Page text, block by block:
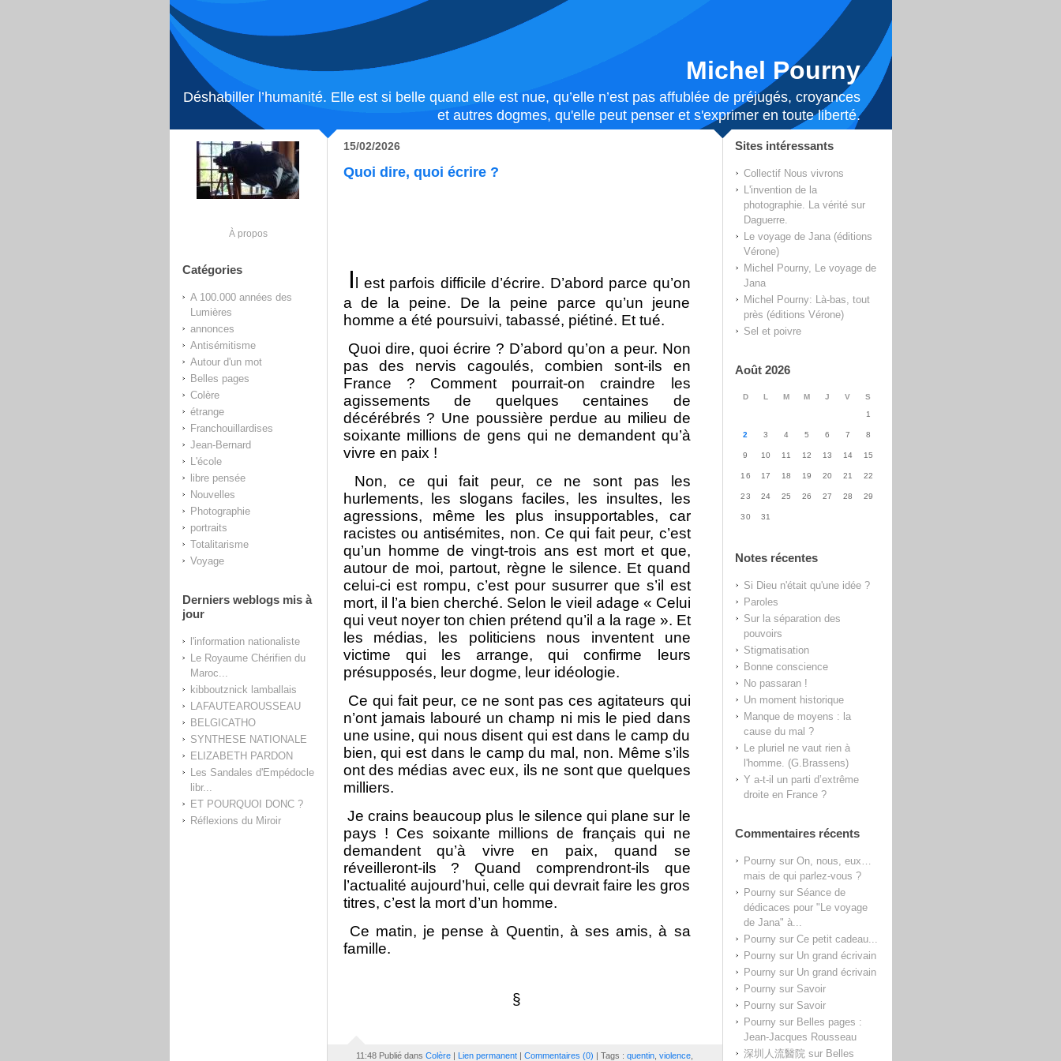
Michel Pourny
Déshabiller l’humanité. Elle est si belle quand elle est nue, qu’elle n’est pas affublée de préjugés, croyances
et autres dogmes, qu'elle peut penser et s'exprimer en toute liberté.
À propos
Catégories
A 100.000 années des
Lumières
annonces
Antisémitisme
Autour d'un mot
Belles pages
Colère
étrange
Franchouillardises
Jean-Bernard
L'école
libre pensée
Nouvelles
Photographie
portraits
Totalitarisme
Voyage
Derniers weblogs mis à
jour
l'information nationaliste
Le Royaume Chérifien du
Maroc...
kibboutznick lamballais
LAFAUTEAROUSSEAU
BELGICATHO
SYNTHESE NATIONALE
ELIZABETH PARDON
Les Sandales d'Empédocle
libr...
ET POURQUOI DONC ?
Réflexions du Miroir
Sites intéressants
Collectif Nous vivrons
L'invention de la
photographie. La vérité sur
Daguerre.
Le voyage de Jana (éditions
Vérone)
Michel Pourny, Le voyage de
Jana
Michel Pourny: Là-bas, tout
près (éditions Vérone)
Sel et poivre
Août 2026
D L M M J V
S
1
2 3 4 5 6 7 8
9 10 11 12 13 14 15
16 17 18 19 20 21 22
23 24 25 26 27 28 29
30 31
Notes récentes
Si Dieu n'était qu'une idée ?
Paroles
Sur la séparation des
pouvoirs
Stigmatisation
Bonne conscience
No passaran !
Un moment historique
Manque de moyens : la
cause du mal ?
Le pluriel ne vaut rien à
l'homme. (G.Brassens)
Y a-t-il un parti d’extrême
droite en France ?
Commentaires récents
Pournysur On, nous, eux…
mais de qui parlez-vous ?
Pournysur Séance de
dédicaces pour "Le voyage
de Jana" à...
Pournysur Ce petit cadeau...
Pournysur Un grand écrivain
Pournysur Un grand écrivain
Pournysur Savoir
Pournysur Savoir
Pournysur Belles pages :
Jean-Jacques Rousseau
深圳人流醫院sur Belles
15/02/2026
Quoi dire, quoi écrire ?
I
l est parfois difficile d’écrire. D’abord parce qu’on
a de la peine. De la peine parce qu’un jeune
homme a été poursuivi, tabassé, piétiné. Et tué.
Quoi dire, quoi écrire ? D’abord qu’on a peur. Non
pas des nervis cagoulés, combien sont-ils en
France ? Comment pourrait-on craindre les
agissements de quelques centaines de
décérébrés ? Une poussière perdue au milieu de
soixante millions de gens qui ne demandent qu’à
vivre en paix !
Non, ce qui fait peur, ce ne sont pas les
hurlements, les slogans faciles, les insultes, les
agressions, même les plus insupportables, car
racistes ou antisémites, non. Ce qui fait peur, c’est
qu’un homme de vingt-trois ans est mort et que,
autour de moi, partout, règne le silence. Et quand
celui-ci est rompu, c’est pour susurrer que s’il est
mort, il l’a bien cherché. Selon le vieil adage « Celui
qui veut noyer ton chien prétend qu’il a la rage ». Et
les médias, les politiciens nous inventent une
victime qui les arrange, qui confirme leurs
présupposés, leur dogme, leur idéologie.
Ce qui fait peur, ce ne sont pas ces agitateurs qui
n’ont jamais labouré un champ ni mis le pied dans
une usine, qui nous disent qui est dans le camp du
bien, qui est dans le camp du mal, non. Même s’ils
ont des médias avec eux, ils ne sont que quelques
milliers.
Je crains beaucoup plus le silence qui plane sur le
pays ! Ces soixante millions de français qui ne
demandent qu’à vivre en paix, quand se
réveilleront-ils ? Quand comprendront-ils que
l’actualité aujourd’hui, celle qui devrait faire les gros
titres, c’est la mort d’un homme.
Ce matin, je pense à Quentin, à ses amis, à sa
famille.
§
11:48 Publié dans Colère| Lien permanent| Commentaires (0) | Tags : quentin, violence,